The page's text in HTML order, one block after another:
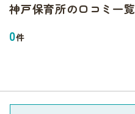
神戸保育所の口コミ一覧
0件